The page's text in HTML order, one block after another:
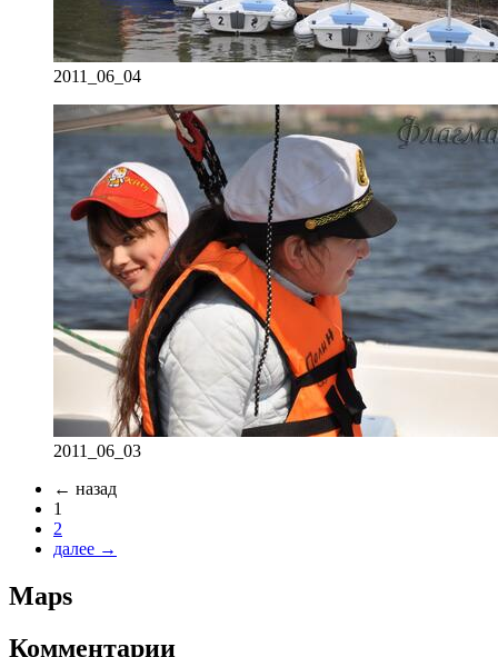
2011_06_04
2011_06_03
← назад
1
2
далее →
Maps
Комментарии